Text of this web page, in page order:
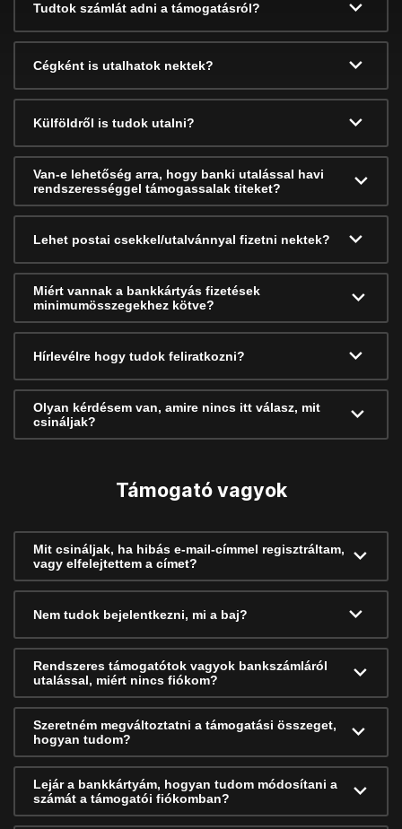
Tudtok számlát adni a támogatásról?
Cégként is utalhatok nektek?
Külföldről is tudok utalni?
Van-e lehetőség arra, hogy banki utalással havi
rendszerességgel támogassalak titeket?
Lehet postai csekkel/utalvánnyal fizetni nektek?
Miért vannak a bankkártyás fizetések
minimumösszegekhez kötve?
Hírlevélre hogy tudok feliratkozni?
Olyan kérdésem van, amire nincs itt válasz, mit
csináljak?
Támogató vagyok
Mit csináljak, ha hibás e-mail-címmel regisztráltam,
vagy elfelejtettem a címet?
Nem tudok bejelentkezni, mi a baj?
Rendszeres támogatótok vagyok bankszámláról
utalással, miért nincs fiókom?
Szeretném megváltoztatni a támogatási összeget,
hogyan tudom?
Lejár a bankkártyám, hogyan tudom módosítani a
számát a támogatói fiókomban?